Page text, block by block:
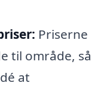
Priserne
til område, så
at